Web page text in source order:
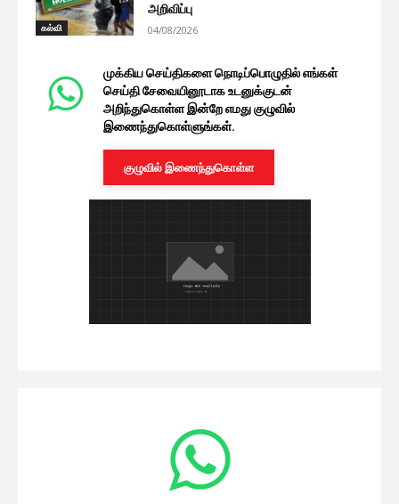
கல்வி
அறிவிப்பு
04/08/2026
முக்கிய செய்திகளை நொடிப்பொழுதில் எங்கள்
செய்தி சேவையினூடாக உடனுக்குடன்
அறிந்துகொள்ள இன்றே எமது குழுவில்
இணைந்துகொள்ளுங்கள்.
குழுவில் இணைந்துகொள்ள